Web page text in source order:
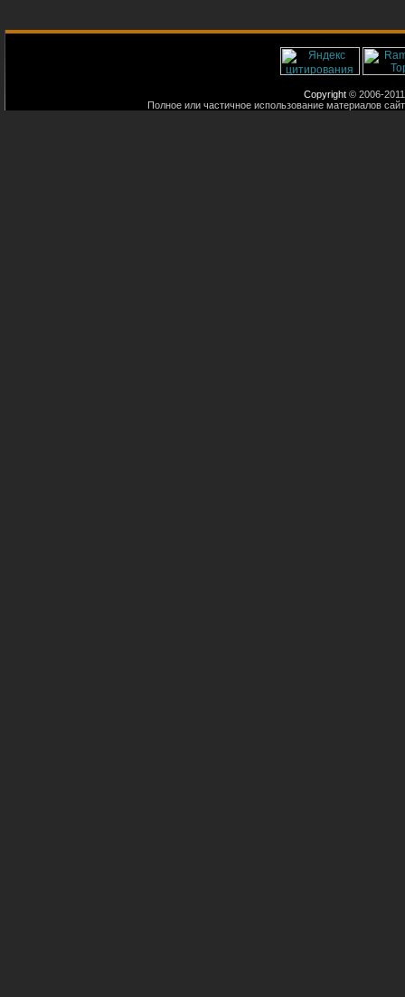
Copyright © 2006-
Полное или частичное использование материалов